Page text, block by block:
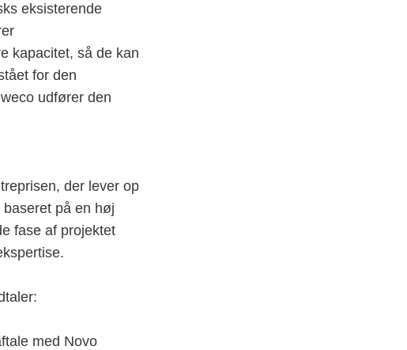
eksisterende
kapacitet, så de kan
for den
udfører den
der lever op
på en høj
fase af projektet
med Novo